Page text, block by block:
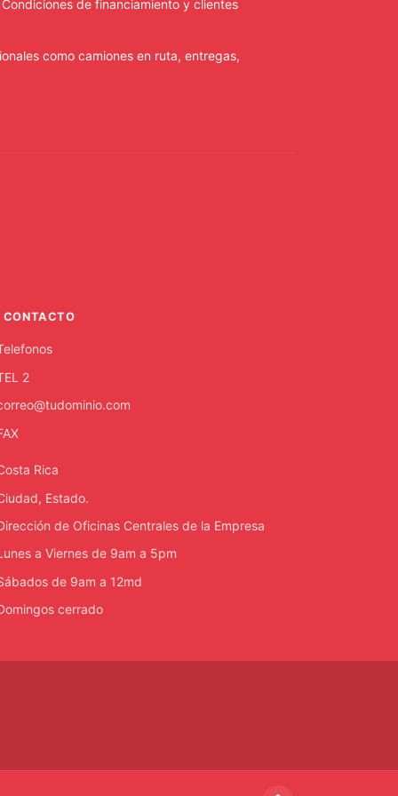
de financiamiento y clientes
como camiones en ruta, entregas,
CONTACTO
2
Rica
Estado.
de Oficinas Centrales de la Empresa
a Viernes de 9am a 5pm
de 9am a 12md
cerrado